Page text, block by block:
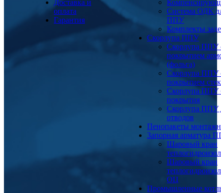
Доставка и
оплата
Гарантия
Система ОДК
ППУ
Комплекты
Скорлупа ППУ
Скорлупа ППУ
покрытием
(фольга)
Скорлупа ППУ
покрытием
Скорлупа ППУ
покрытия
Скорлупа ППУ
отводов
Пенопакеты
Запорная арматура
Шаровый кран
Шаровый кран
ОЦ
Промышленные